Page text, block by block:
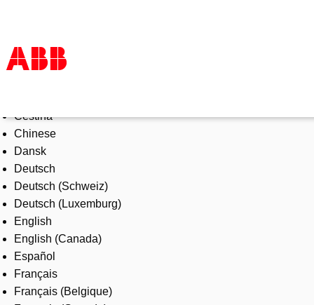
Products & Solutions
Industries
Services
About us
Where to buy
Contact us
Careers
Čeština
Chinese
Dansk
Deutsch
Deutsch (Schweiz)
Deutsch (Luxemburg)
English
English (Canada)
Español
Français
Français (Belgique)